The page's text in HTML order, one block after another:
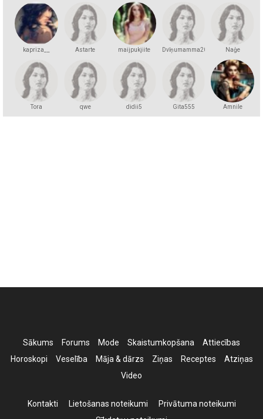
kapriza__ Astarte maijpukjiite Dvīņumamma2025 Naģe
Tora qwe didii5 Gita555 Amnile
Sākums Forums Mode Skaistumkopšana
Attiecības
Horoskopi
Veselība Māja & dārzs Ziņas Receptes
Atziņas
Video
Kontakti Lietošanas noteikumi
Privātuma noteikumi